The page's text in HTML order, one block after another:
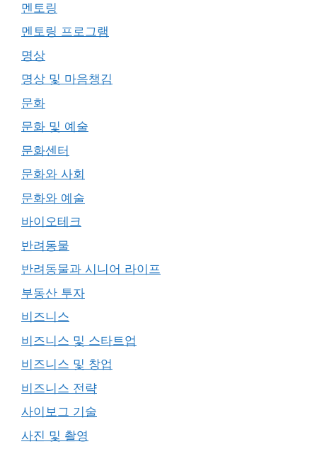
멘토링
멘토링 프로그램
명상
명상 및 마음챙김
문화
문화 및 예술
문화센터
문화와 사회
문화와 예술
바이오테크
반려동물
반려동물과 시니어 라이프
부동산 투자
비즈니스
비즈니스 및 스타트업
비즈니스 및 창업
비즈니스 전략
사이보그 기술
사진 및 촬영